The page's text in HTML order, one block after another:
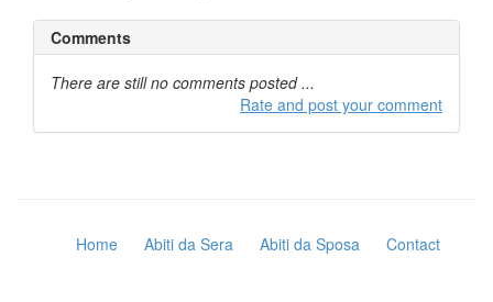
Comments
There are still no comments posted ...
Rate and post your comment
Home Abiti da Sera Abiti da Sposa Contact